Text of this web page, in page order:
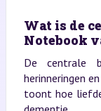
Wat is de
Notebook
De centrale
herinneringen
toont hoe